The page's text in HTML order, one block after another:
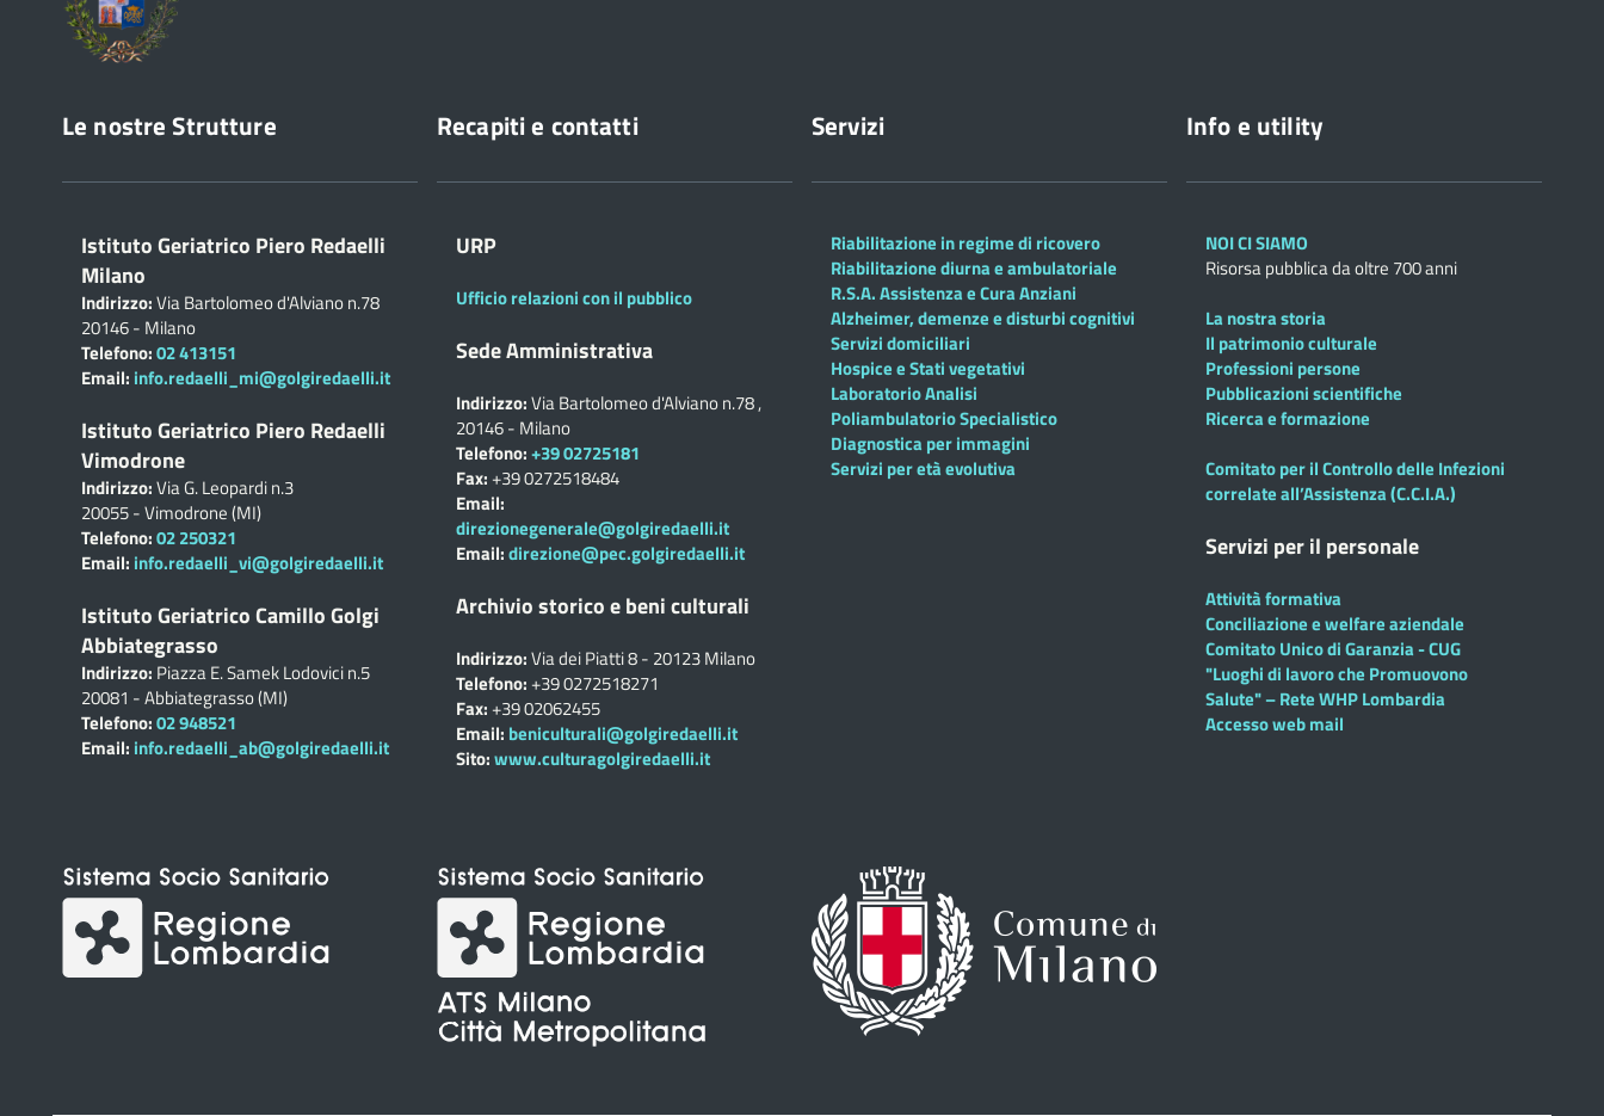
Le nostre Strutture
Istituto Geriatrico Piero Redaelli
Milano
Indirizzo:Via Bartolomeo d'Alviano n.78
20146 - Milano
Telefono:02 413151
Email: info.redaelli_mi@golgiredaelli.it
Istituto Geriatrico Piero Redaelli
Vimodrone
Indirizzo:Via G. Leopardi n.3
20055 - Vimodrone (MI)
Telefono:02 250321
Email: info.redaelli_vi@golgiredaelli.it
Istituto Geriatrico Camillo Golgi
Abbiategrasso
Indirizzo: Piazza E. Samek Lodovici n.5
20081 - Abbiategrasso (MI)
Telefono:02 948521
Email: info.redaelli_ab@golgiredaelli.it
Recapiti e contatti
URP
Ufficio relazioni con il pubblico
Sede Amministrativa
Indirizzo:Via Bartolomeo d'Alviano n.78 ,
20146 - Milano
Telefono:+39 02725181
Fax:+39 0272518484
Email:
direzionegenerale@golgiredaelli.it
Email:direzione@pec.golgiredaelli.it
Archivio storico e beni culturali
Indirizzo:Via dei Piatti 8 - 20123 Milano
Telefono:+39 0272518271
Fax:+39 02062455
Email: beniculturali@golgiredaelli.it
Sito:www.culturagolgiredaelli.it
Servizi
Riabilitazione in regime di ricovero
Riabilitazione diurna e ambulatoriale
R.S.A. Assistenza e Cura Anziani
Alzheimer, demenze e disturbi cognitivi
Servizi domiciliari
Hospice e Stati vegetativi
Laboratorio Analisi
Poliambulatorio Specialistico
Diagnostica per immagini
Servizi per età evolutiva
Info e utility
NOI CI SIAMO
Risorsa pubblica da oltre 700 anni
La nostra storia
Il patrimonio culturale
Professioni persone
Pubblicazioni scientifiche
Ricerca e formazione
Comitato per il Controllo delle Infezioni
correlate all’Assistenza (C.C.I.A.)
Servizi per il personale
Attività formativa
Conciliazione e welfare aziendale
Comitato Unico di Garanzia - CUG
"Luoghi di lavoro che Promuovono
Salute" – Rete WHP Lombardia
Accesso web mail